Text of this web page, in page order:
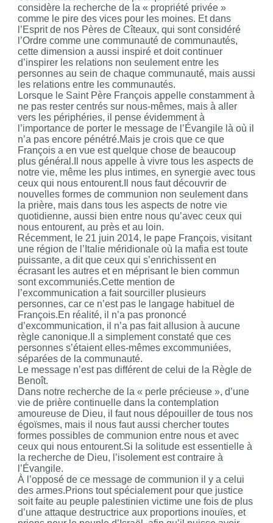
considère la recherche de la « propriété privée »
comme le pire des vices pour les moines. Et dans
l’Esprit de nos Pères de Cîteaux, qui sont considéré
l’Ordre comme une communauté de communautés,
cette dimension a aussi inspiré et doit continuer
d’inspirer les relations non seulement entre les
personnes au sein de chaque communauté, mais aussi
les relations entre les communautés.
Lorsque le Saint Père François appelle constamment à
ne pas rester centrés sur nous-mêmes, mais à aller
vers les périphéries, il pense évidemment à
l’importance de porter le message de l’Évangile là où il
n’a pas encore pénétré.Mais je crois que ce que
François a en vue est quelque chose de beaucoup
plus général.Il nous appelle à vivre tous les aspects de
notre vie, même les plus intimes, en synergie avec tous
ceux qui nous entourent.Il nous faut découvrir de
nouvelles formes de communion non seulement dans
la prière, mais dans tous les aspects de notre vie
quotidienne, aussi bien entre nous qu’avec ceux qui
nous entourent, au près et au loin.
Récemment, le 21 juin 2014, le pape François, visitant
une région de l’Italie méridionale où la mafia est toute
puissante, a dit que ceux qui s’enrichissent en
écrasant les autres et en méprisant le bien commun
sont excommuniés.Cette mention de
l’excommunication a fait sourciller plusieurs
personnes, car ce n’est pas le langage habituel de
François.En réalité, il n’a pas prononcé
d’excommunication, il n’a pas fait allusion à aucune
règle canonique.Il a simplement constaté que ces
personnes s’étaient elles-mêmes excommuniées,
séparées de la communauté.
Le message n’est pas différent de celui de la Règle de
Benoît.
Dans notre recherche de la « perle précieuse », d’une
vie de prière continuelle dans la contemplation
amoureuse de Dieu, il faut nous dépouiller de tous nos
égoïsmes, mais il nous faut aussi chercher toutes
formes possibles de communion entre nous et avec
ceux qui nous entourent.Si la solitude est essentielle à
la recherche de Dieu, l’isolement est contraire à
l’Évangile.
À l’opposé de ce message de communion il y a celui
des armes.Prions tout spécialement pour que justice
soit faite au peuple palestinien victime une fois de plus
d’une attaque destructrice aux proportions inouïes, et